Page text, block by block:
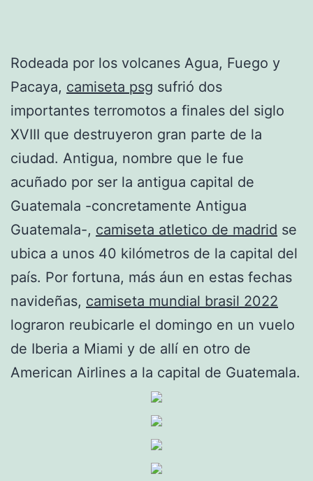
Rodeada por los volcanes Agua, Fuego y
Pacaya, camiseta psg sufrió dos
importantes terromotos a finales del siglo
XVIII que destruyeron gran parte de la
ciudad. Antigua, nombre que le fue
acuñado por ser la antigua capital de
Guatemala -concretamente Antigua
Guatemala-, camiseta atletico de madrid se
ubica a unos 40 kilómetros de la capital del
país. Por fortuna, más áun en estas fechas
navideñas, camiseta mundial brasil 2022
lograron reubicarle el domingo en un vuelo
de Iberia a Miami y de allí en otro de
American Airlines a la capital de Guatemala.